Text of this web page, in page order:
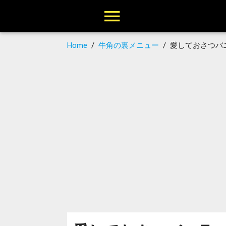
Home /牛角の裏メニュー /愛しておさつバ